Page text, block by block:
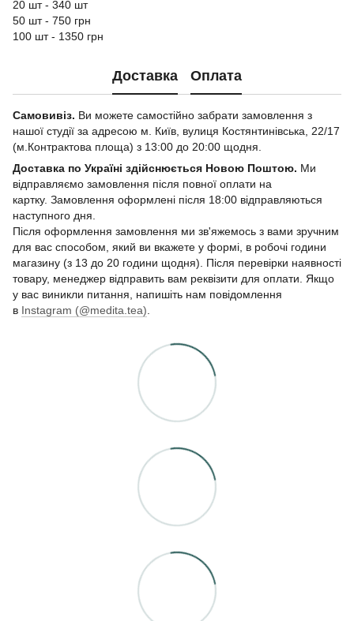
20 шт - 340 шт
50 шт - 750 грн
100 шт - 1350 грн
Доставка Оплата
Самовивіз. Ви можете самостійно забрати замовлення з
нашої студії за адресою м. Київ, вулиця Костянтинівська, 22/17
(м.Контрактова площа) з 13:00 до 20:00 щодня.
Доставка по Україні здійснюється Новою Поштою. Ми
відправляємо замовлення після повної оплати на
картку. Замовлення оформлені після 18:00 відправляються
наступного дня.
Після оформлення замовлення ми зв'яжемось з вами зручним
для вас способом, який ви вкажете у формі, в робочі години
магазину (з 13 до 20 години щодня). Після перевірки наявності
товару, менеджер відправить вам реквізити для оплати. Якщо
у вас виникли питання, напишіть нам повідомлення
в Instagram (@medita.tea)